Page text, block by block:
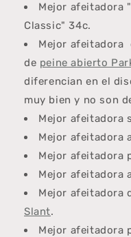
Mejor afeitadora
Classic" 34c.
Mejor afeitadora
de peine abierto
diferencian en el
muy bien y no son
Mejor afeitadora
Mejor afeitadora
Mejor afeitadora
Mejor afeitadora
Mejor afeitadora
Slant.
Mejor afeitadora